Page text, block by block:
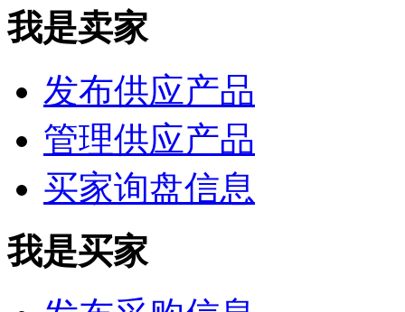
我是卖家
发布供应产品
管理供应产品
买家询盘信息
我是买家